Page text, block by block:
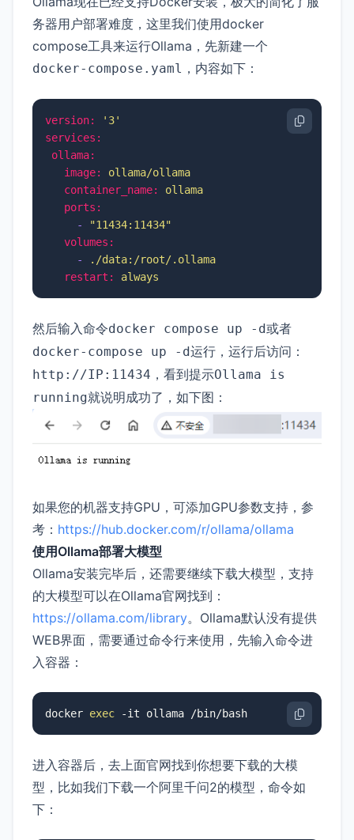
务器用户部署难度，这里我们使用docker
compose工具来运行Ollama，先新建一个
docker-compose.yaml ，内容如下：
version:
'3'
services:
ollama:
image:
ollama/ollama
container_name:
ollama
ports:
-
"11434:11434"
volumes:
-
./data:/root/.ollama
restart:
always
然后输入命令docker compose up -d或者
docker-compose up -d运行，运行后访问：
http://IP:11434 ，看到提示Ollama is
running就说明成功了，如下图：
如果您的机器支持GPU，可添加GPU参数支持，参
考： https://hub.docker.com/r/ollama/ollama
使用Ollama部署大模型
Ollama安装完毕后，还需要继续下载大模型，支持
的大模型可以在Ollama官网找到：
https://ollama.com/library。Ollama默认没有提供
WEB界面，需要通过命令行来使用，先输入命令进
入容器：
docker exec -it ollama /bin/bash
进入容器后，去上面官网找到你想要下载的大模
型，比如我们下载一个阿里千问2的模型，命令如
下：